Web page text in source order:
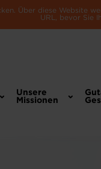
Über diese Website
URL, bevor Sie
Unsere
Missionen